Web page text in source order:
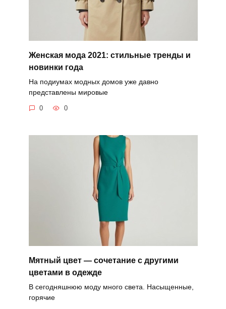
Женская мода 2021: стильные тренды и
новинки года
На подиумах модных домов уже давно
представлены мировые
0 0
Мятный цвет — сочетание с другими
цветами в одежде
В сегодняшнюю моду много света. Насыщенные,
горячие